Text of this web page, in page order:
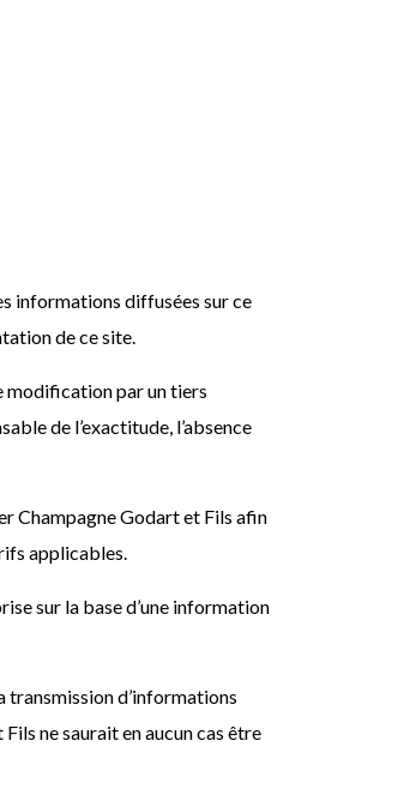
informations diffusées sur ce
de ce site.
modification par un tiers
de l’exactitude, l’absence
Champagne Godart et Fils afin
applicables.
sur la base d’une information
transmission d’informations
ne saurait en aucun cas être